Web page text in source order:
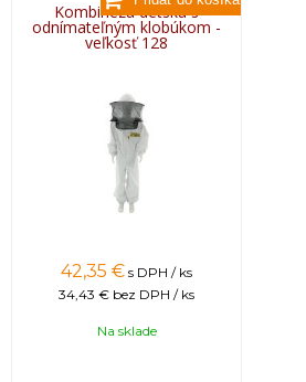
Kombinéza detská s
odnímateľným klobúkom -
veľkosť 128
42,35 € s DPH / ks
34,43 € bez DPH / ks
Na sklade